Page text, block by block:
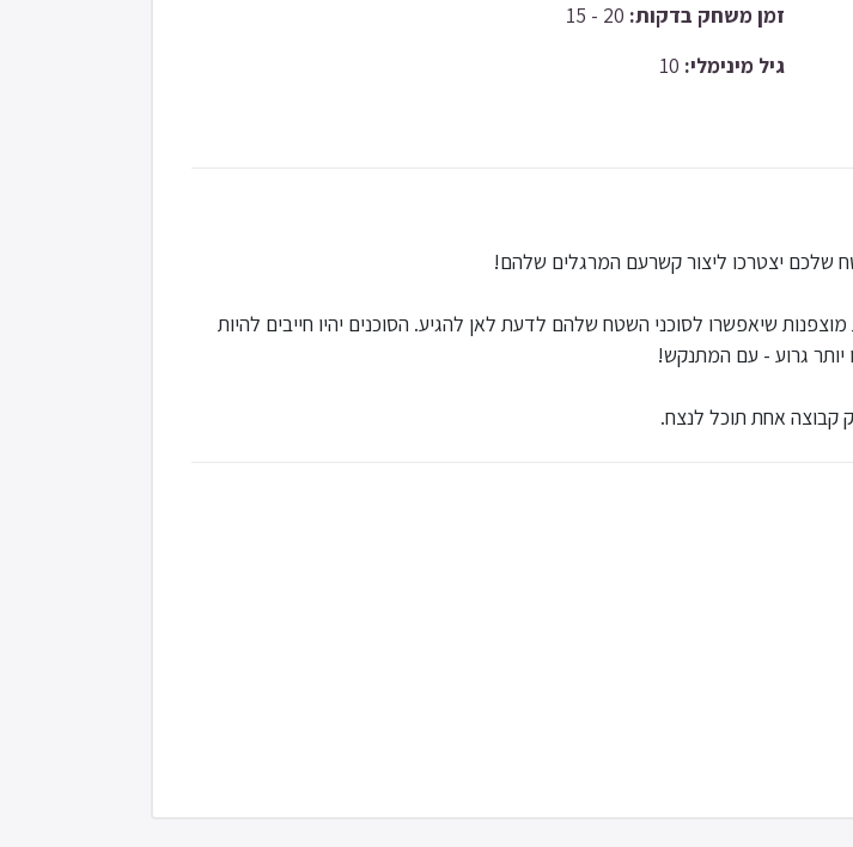
זמן משחק בדקות:
גיל מינימלי:
יצטרכו ליצור קשרעם המרגלים שלהם!
שיאפשרו לסוכני השטח שלהם לדעת לאן להגיע. הסוכנים יהיו חייבים להיות
יותר גרוע - עם המתנקש!
קבוצה אחת תוכל לנצח.